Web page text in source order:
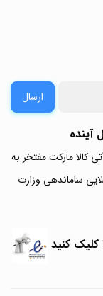
ارسال
آینده
کالا مارکت مفتخر به
ساماندهی وزارت
کنید